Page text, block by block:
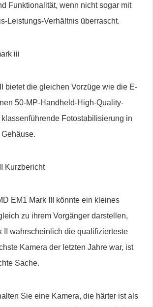
Funktionalität, wenn nicht sogar mit
Leistungs-Verhältnis überrascht.
iii
bietet die gleichen Vorzüge wie die E-
50-MP-Handheld-High-Quality-
Fotostabilisierung in
Kurzbericht
EM1 Mark III könnte ein kleines
zu ihrem Vorgänger darstellen,
II wahrscheinlich die qualifizierteste
Kamera der letzten Jahre war, ist
Sache.
Sie eine Kamera, die härter ist als